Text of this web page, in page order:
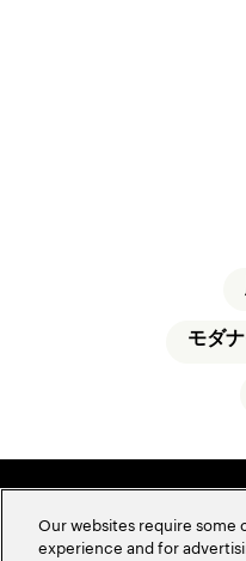
モダ
アクセ
Our websites require some
experience and for